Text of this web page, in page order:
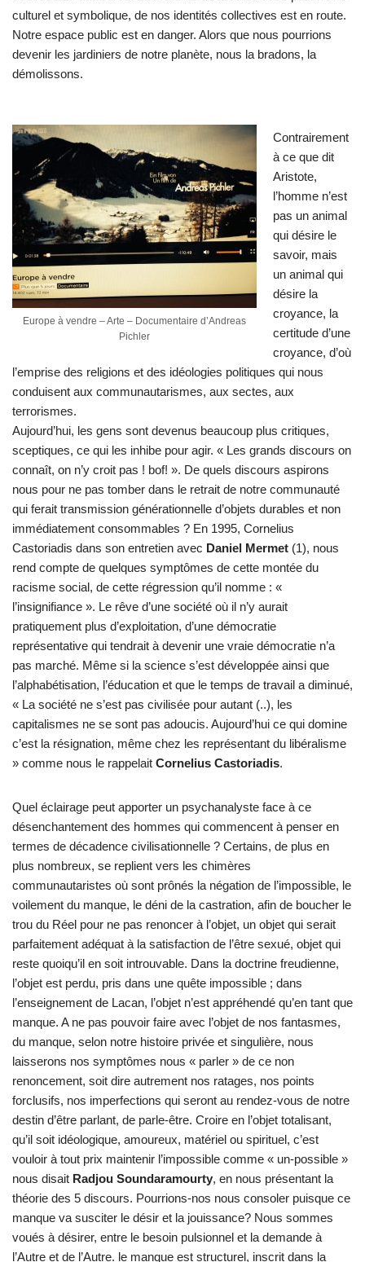
culturel et symbolique, de nos identités collectives est en route.
Notre espace public est en danger. Alors que nous pourrions
devenir les jardiniers de notre planète, nous la bradons, la
démolissons.
Europe à vendre – Arte – Documentaire d’Andreas
Pichler
Contrairement
à ce que dit
Aristote,
l’homme n’est
pas un animal
qui désire le
savoir, mais
un animal qui
désire la
croyance, la
certitude d’une
croyance, d’où
l’emprise des religions et des idéologies politiques qui nous
conduisent aux communautarismes, aux sectes, aux
terrorismes.
Aujourd’hui, les gens sont devenus beaucoup plus critiques,
sceptiques, ce qui les inhibe pour agir. « Les grands discours on
connaît, on n’y croit pas ! bof! ». De quels discours aspirons
nous pour ne pas tomber dans le retrait de notre communauté
qui ferait transmission générationnelle d’objets durables et non
immédiatement consommables ? En 1995, Cornelius
Castoriadis dans son entretien avec Daniel Mermet (1), nous
rend compte de quelques symptômes de cette montée du
racisme social, de cette régression qu’il nomme : «
l’insignifiance ». Le rêve d’une société où il n’y aurait
pratiquement plus d’exploitation, d’une démocratie
représentative qui tendrait à devenir une vraie démocratie n’a
pas marché. Même si la science s’est développée ainsi que
l’alphabétisation, l’éducation et que le temps de travail a diminué,
« La société ne s’est pas civilisée pour autant (..), les
capitalismes ne se sont pas adoucis. Aujourd’hui ce qui domine
c’est la résignation, même chez les représentant du libéralisme
» comme nous le rappelait Cornelius Castoriadis.
Quel éclairage peut apporter un psychanalyste face à ce
désenchantement des hommes qui commencent à penser en
termes de décadence civilisationnelle ? Certains, de plus en
plus nombreux, se replient vers les chimères
communautaristes où sont prônés la négation de l’impossible, le
voilement du manque, le déni de la castration, afin de boucher le
trou du Réel pour ne pas renoncer à l’objet, un objet qui serait
parfaitement adéquat à la satisfaction de l’être sexué, objet qui
reste quoiqu’il en soit introuvable. Dans la doctrine freudienne,
l’objet est perdu, pris dans une quête impossible ; dans
l’enseignement de Lacan, l’objet n’est appréhendé qu’en tant que
manque. A ne pas pouvoir faire avec l’objet de nos fantasmes,
du manque, selon notre histoire privée et singulière, nous
laisserons nos symptômes nous « parler » de ce non
renoncement, soit dire autrement nos ratages, nos points
forclusifs, nos imperfections qui seront au rendez-vous de notre
destin d’être parlant, de parle-être. Croire en l’objet totalisant,
qu’il soit idéologique, amoureux, matériel ou spirituel, c’est
vouloir à tout prix maintenir l’impossible comme « un-possible »
nous disait Radjou Soundaramourty, en nous présentant la
théorie des 5 discours. Pourrions-nos nous consoler puisque ce
manque va susciter le désir et la jouissance? Nous sommes
voués à désirer, entre le besoin pulsionnel et la demande à
l’Autre et de l’Autre. le manque est structurel, inscrit dans la